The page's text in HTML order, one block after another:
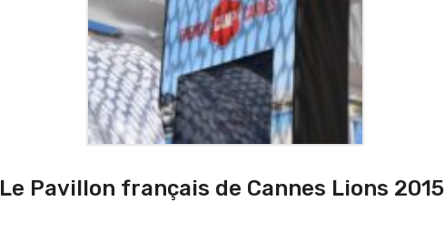
Le Pavillon français de Cannes Lions 2015